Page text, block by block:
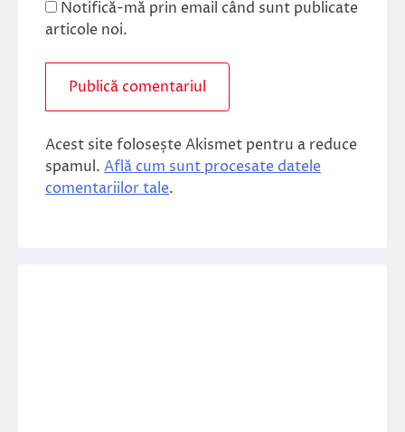
Notifică-mă prin email când sunt publicate
articole noi.
Acest site folosește Akismet pentru a reduce
spamul. Află cum sunt procesate datele
comentariilor tale.